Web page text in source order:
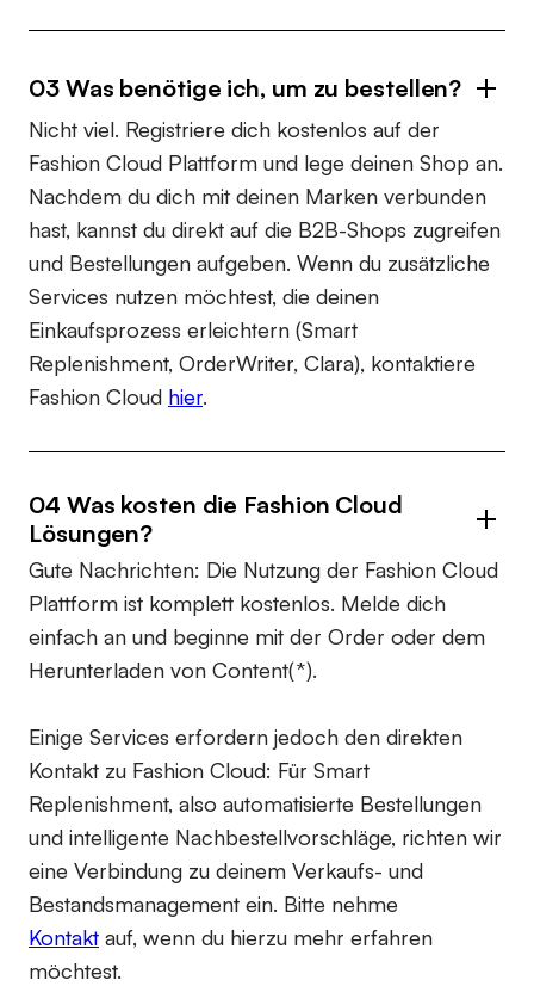
03 Was benötige ich, um zu bestellen?
Nicht viel. Registriere dich kostenlos auf der
Fashion Cloud Plattform und lege deinen Shop an.
Nachdem du dich mit deinen Marken verbunden
hast, kannst du direkt auf die B2B-Shops zugreifen
und Bestellungen aufgeben. Wenn du zusätzliche
Services nutzen möchtest, die deinen
Einkaufsprozess erleichtern (Smart
Replenishment, OrderWriter, Clara), kontaktiere
Fashion Cloud hier.
04 Was kosten die Fashion Cloud
Lösungen?
Gute Nachrichten: Die Nutzung der Fashion Cloud
Plattform ist komplett kostenlos. Melde dich
einfach an und beginne mit der Order oder dem
Herunterladen von Content(*).
Einige Services erfordern jedoch den direkten
Kontakt zu Fashion Cloud: Für Smart
Replenishment, also automatisierte Bestellungen
und intelligente Nachbestellvorschläge, richten wir
eine Verbindung zu deinem Verkaufs- und
Bestandsmanagement ein. Bitte nehme
Kontakt auf, wenn du hierzu mehr erfahren
möchtest.